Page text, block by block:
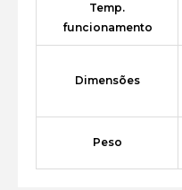
Temp.
funcionamento
Dimensões
Peso